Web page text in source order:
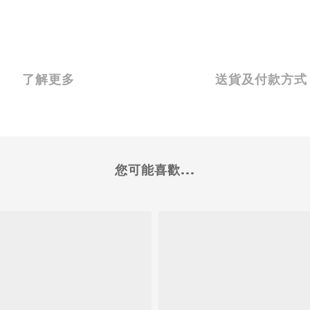
了解更多 送貨及付款方式
您可能喜歡...